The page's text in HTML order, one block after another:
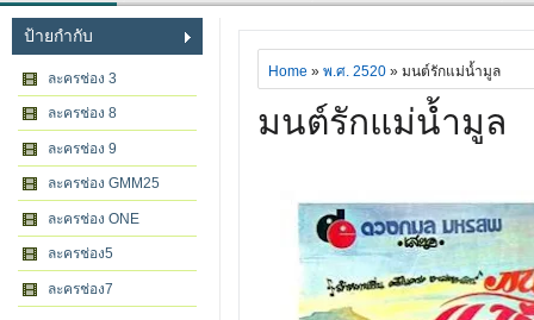
ป้ายกำกับ
ละครช่อง 3
ละครช่อง 8
ละครช่อง 9
ละครช่อง GMM25
ละครช่อง ONE
ละครช่อง5
ละครช่อง7
Home » พ.ศ. 2520 » มนต์รักแม่น้ำมูล
มนต์รักแม่น้ำมูล